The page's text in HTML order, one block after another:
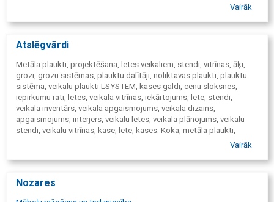
Stendi;
Grozi;
Mēbeļu furnitūra;
Mēbeļu vairumtirdzniecība;
Noliktavu plauktu sistēmas;
Metāla plaukti.
Vairāk
Atslēgvārdi
Metāla plaukti, projektēšana, letes veikaliem, stendi, vitrīnas, āķi,
grozi, grozu sistēmas, plauktu dalītāji, noliktavas plaukti, plauktu
sistēma, veikalu plaukti LSYSTEM, kases galdi, cenu sloksnes,
iepirkumu rati, letes, veikala vitrīnas, iekārtojums, lete, stendi,
veikala inventārs, veikala apgaismojums, veikala dizains,
apgaismojums, interjers, veikalu letes, veikala plānojums, veikalu
stendi, veikalu vitrīnas, kase, lete, kases. Koka, metāla plaukti,
plaukts, plaukti pie sienas, kases galds, metāla stendi, koka stendi,
aprīkojums, aukstuma vitrīnas, vitrīna, cenu zīmju turētāji, stendi
priekšmeti, pakalpojumi, arhitektūra, furnitūra, tehnika, tehnikas,
Vairāk
Nozares